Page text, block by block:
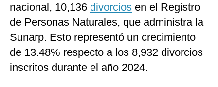
Tecnología
Club del Suscriptor
nacional, 10,136 divorcios en el Registro
de Personas Naturales, que administra la
Sunarp. Esto representó un crecimiento
de 13.48% respecto a los 8,932 divorcios
inscritos durante el año 2024.